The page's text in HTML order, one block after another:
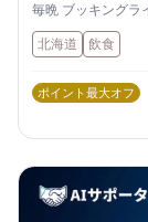
毎晩 ブッキングラ
わずさまざまなア
北海道
飲食
ポイント最大オフ